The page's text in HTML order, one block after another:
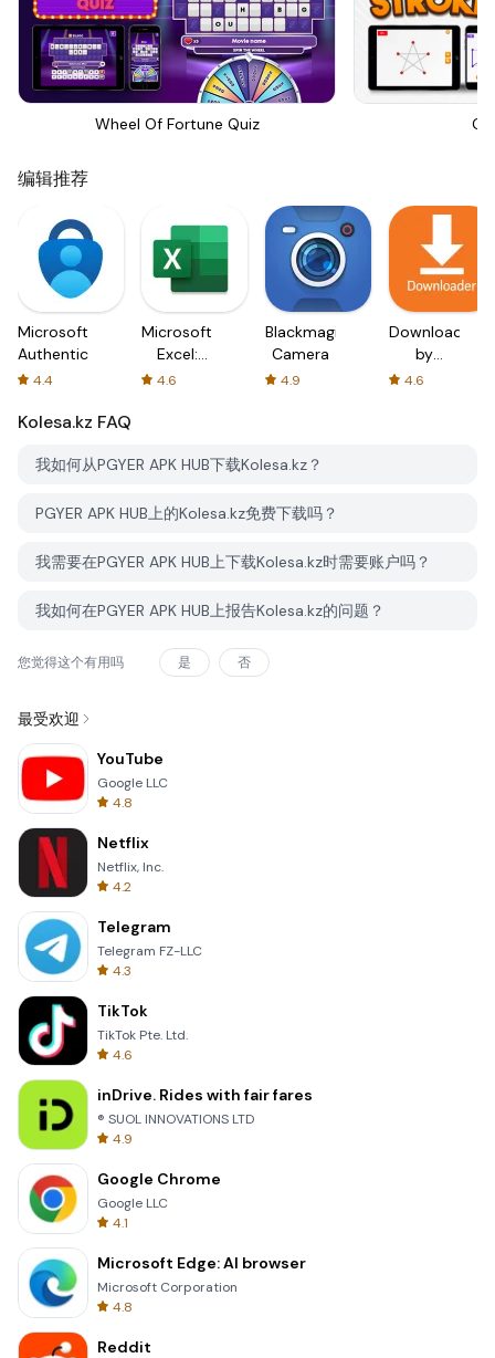
Wheel Of Fortune Quiz
编辑推荐
Microsoft
Authenticator
4.4
Microsoft
Excel:
Spreadsheets
4.6
Blackmagic
Camera
4.9
Downloader
by
AFTVnews
4.6
Kolesa.kz FAQ
我如何从PGYER APK HUB下载Kolesa.kz？
PGYER APK HUB上的Kolesa.kz免费下载吗？
我需要在PGYER APK HUB上下载Kolesa.kz时需要账户吗？
我如何在PGYER APK HUB上报告Kolesa.kz的问题？
您觉得这个有用吗 是 否
最受欢迎
YouTube
Google LLC
4.8
Netflix
Netflix, Inc.
4.2
Telegram
Telegram FZ-LLC
4.3
TikTok
TikTok Pte. Ltd.
4.6
inDrive. Rides with fair fares
® SUOL INNOVATIONS LTD
4.9
Google Chrome
Google LLC
4.1
Microsoft Edge: AI browser
Microsoft Corporation
4.8
Reddit